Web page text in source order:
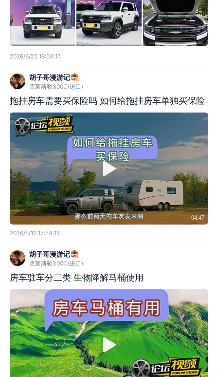
2026/6/22 18:03:17
胡子哥漫游记
克莱斯勒300C(进口)
拖挂房车需要买保险吗 如何给拖挂房车单独买保险
04:47
2026/5/12 17:54:16
胡子哥漫游记
克莱斯勒300C(进口)
房车驻车分二类 生物降解马桶使用